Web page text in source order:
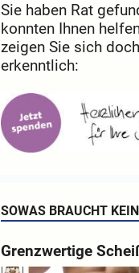
Sie haben Rat
konnten Ihnen
zeigen Sie sich doch
erkenntlich:
SOWAS BRAUCHT
Grenzwertige